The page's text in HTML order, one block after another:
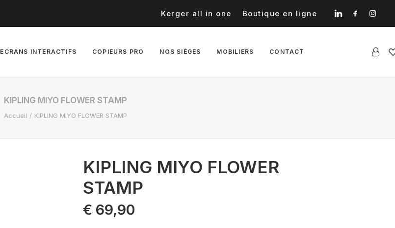
Kerger all in one Boutique en ligne
ECRANS INTERACTIFS COPIEURS PRO NOS SIÈGES MOBILIERS CONTACT
KIPLING MIYO FLOWER STAMP
Accueil KIPLING MIYO FLOWER STAMP
KIPLING MIYO FLOWER
STAMP
€ 69,90